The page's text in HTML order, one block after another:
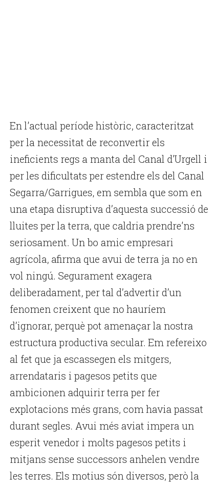
En l’actual període històric, caracteritzat
per la necessitat de reconvertir els
ineficients regs a manta del Canal d’Urgell i
per les dificultats per estendre els del Canal
Segarra/Garrigues, em sembla que som en
una etapa disruptiva d’aquesta successió de
lluites per la terra, que caldria prendre’ns
seriosament. Un bo amic empresari
agrícola, afirma que avui de terra ja no en
vol ningú. Segurament exagera
deliberadament, per tal d’advertir d’un
fenomen creixent que no hauríem
d’ignorar, perquè pot amenaçar la nostra
estructura productiva secular. Em refereixo
al fet que ja escassegen els mitgers,
arrendataris i pagesos petits que
ambicionen adquirir terra per fer
explotacions més grans, com havia passat
durant segles. Avui més aviat impera un
esperit venedor i molts pagesos petits i
mitjans sense successors anhelen vendre
les terres. Els motius són diversos, però la